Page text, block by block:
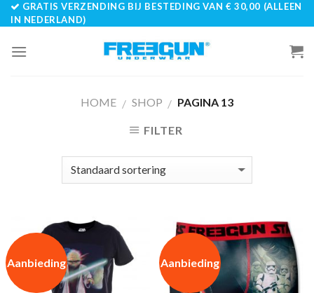
Skip
to
GRATIS VERZENDING BIJ BESTEDING VAN € 30,00 (ALLEEN
IN NEDERLAND)
HOME / SHOP / PAGINA 13
FILTER
Aanbieding Aanbieding